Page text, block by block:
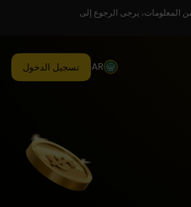
المعلومات، يرجى الرجوع إلى
AR تسجيل الدخول